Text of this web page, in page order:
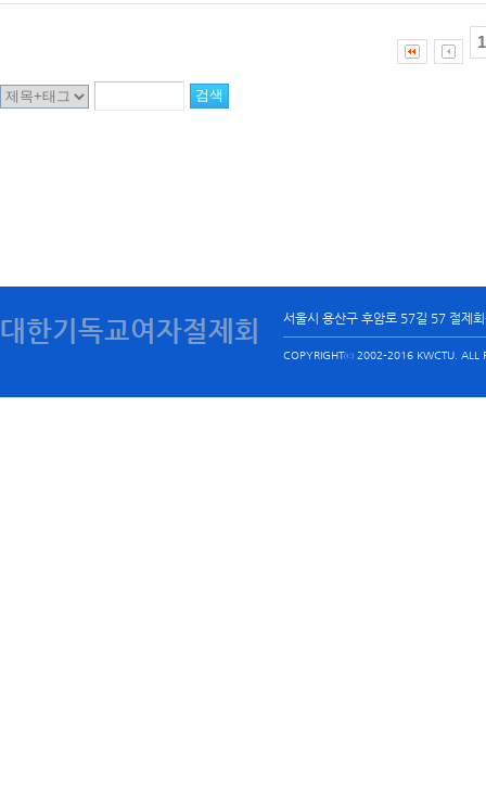
1
대한기독교여자절제회 서울시 용산구 후암로 57길 57 절제
COPYRIGHTⓒ 2002-2016 KWCTU. ALL